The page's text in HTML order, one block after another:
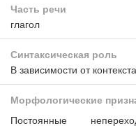
Часть речи
глагол
Синтаксическая роль
В зависимости от контекста
Морфологические
Постоянные